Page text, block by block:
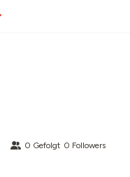
0 Gefolgt 0 Followers